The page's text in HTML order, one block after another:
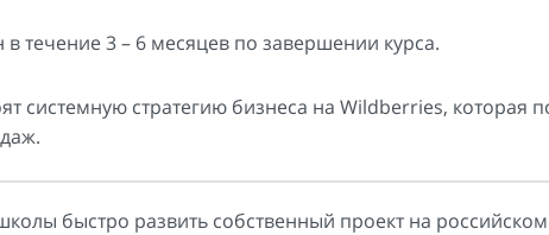
течение 3 – 6 месяцев по завершении курса.
системную стратегию бизнеса на Wildberries, которая
быстро развить собственный проект на российском